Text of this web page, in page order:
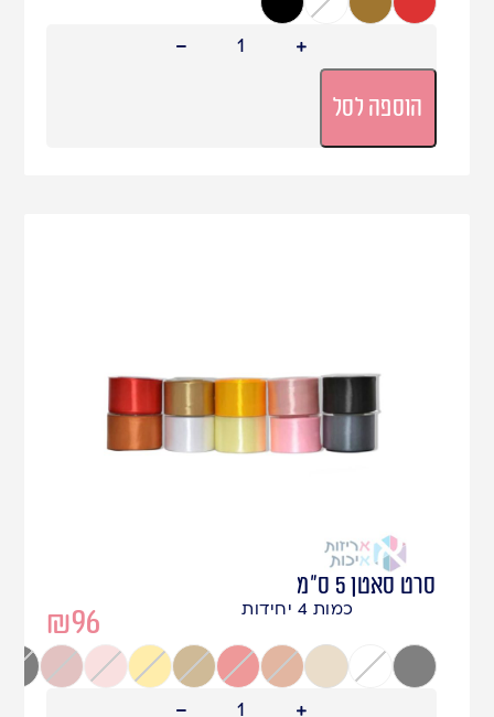
הוספה לסל
סרט סאטן 5 ס"מ
₪96 כמות 4 יחידות
אפור לבן שמנת כתום כההאדום חום זהבחרדל ורוד בייביורוד עתיקשחור